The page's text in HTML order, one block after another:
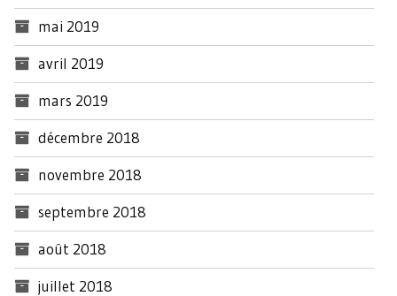
mai 2019
avril 2019
mars 2019
décembre 2018
novembre 2018
septembre 2018
août 2018
juillet 2018